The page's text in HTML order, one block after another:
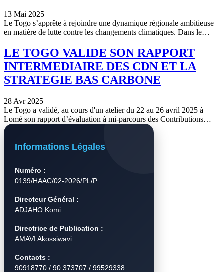
13 Mai 2025
Le Togo s’apprête à rejoindre une dynamique régionale ambitieuse
en matière de lutte contre les changements climatiques. Dans le…
LE TOGO VALIDE SON RAPPORT
INTERMEDIAIRE DES CDN ET LA
STRATEGIE BAS CARBONE
28 Avr 2025
Le Togo a validé, au cours d'un atelier du 22 au 26 avril 2025 à
Lomé son rapport d’évaluation à mi-parcours des Contributions…
Informations Légales
Numéro :
0139/HAAC/02-2026/PL/P
Directeur Général :
ADJAHO Komi
Directrice de Publication :
AMAVI Akossiwavi
Contacts :
90918770 / 90 373707 / 99529338